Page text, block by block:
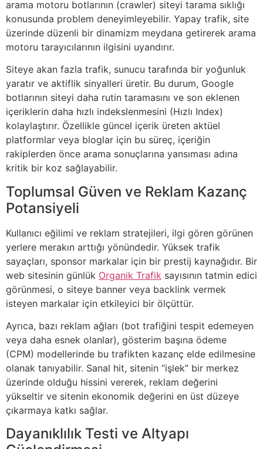
arama motoru botlarının (crawler) siteyi tarama sıklığı
konusunda problem deneyimleyebilir. Yapay trafik, site
üzerinde düzenli bir dinamizm meydana getirerek arama
motoru tarayıcılarının ilgisini uyandırır.
Siteye akan fazla trafik, sunucu tarafında bir yoğunluk
yaratır ve aktiflik sinyalleri üretir. Bu durum, Google
botlarının siteyi daha rutin taramasını ve son eklenen
içeriklerin daha hızlı indekslenmesini (Hızlı Index)
kolaylaştırır. Özellikle güncel içerik üreten aktüel
platformlar veya bloglar için bu süreç, içeriğin
rakiplerden önce arama sonuçlarına yansıması adına
kritik bir koz sağlayabilir.
Toplumsal Güven ve Reklam Kazanç
Potansiyeli
Kullanıcı eğilimi ve reklam stratejileri, ilgi gören görünen
yerlere merakın arttığı yönündedir. Yüksek trafik
sayaçları, sponsor markalar için bir prestij kaynağıdır. Bir
web sitesinin günlük Organik Trafik sayısının tatmin edici
görünmesi, o siteye banner veya backlink vermek
isteyen markalar için etkileyici bir ölçüttür.
Ayrıca, bazı reklam ağları (bot trafiğini tespit edemeyen
veya daha esnek olanlar), gösterim başına ödeme
(CPM) modellerinde bu trafikten kazanç elde edilmesine
olanak tanıyabilir. Sanal hit, sitenin “işlek” bir merkez
üzerinde olduğu hissini vererek, reklam değerini
yükseltir ve sitenin ekonomik değerini en üst düzeye
çıkarmaya katkı sağlar.
Dayanıklılık Testi ve Altyapı